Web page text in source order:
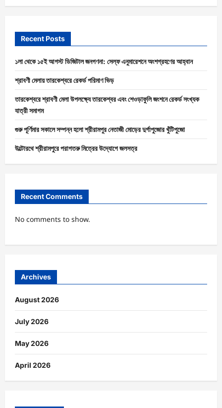
Recent Posts
১লা থেকে ১৫ই আগস্ট ডিজিটাল জনগণনা: সেল্ফ এনুমারেশনে অংশগ্রহণের আহ্বান
শ্রাবণী মেলায় তারকেশ্বরে রেকর্ড পরিমাণ ভিড়
তারকেশ্বরে শ্রাবণী মেলা উপলক্ষ্যে তারকেশ্বর এবং শেওড়াফুলি জংশনে রেকর্ড সংখ্যক
যাত্রী সমাগম
গুরু পূর্ণিমার সকালে সম্পন্ন হলো শ্রীরামপুর নেতাজী মোড়ের দুর্গাপুজোর খুঁটিপুজো
উল্টোরথে শ্রীরামপুরে পরাগতরু মিত্রের উদ্যোগে জলসত্র
Recent Comments
No comments to show.
Archives
August 2026
July 2026
May 2026
April 2026